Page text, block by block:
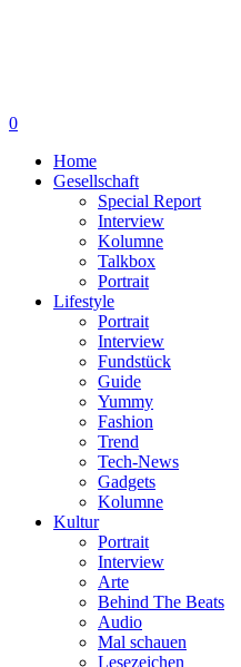
0
Home
Gesellschaft
Special Report
Interview
Kolumne
Talkbox
Portrait
Lifestyle
Portrait
Interview
Fundstück
Guide
Yummy
Fashion
Trend
Tech-News
Gadgets
Kolumne
Kultur
Portrait
Interview
Arte
Behind The Beats
Audio
Mal schauen
Lesezeichen